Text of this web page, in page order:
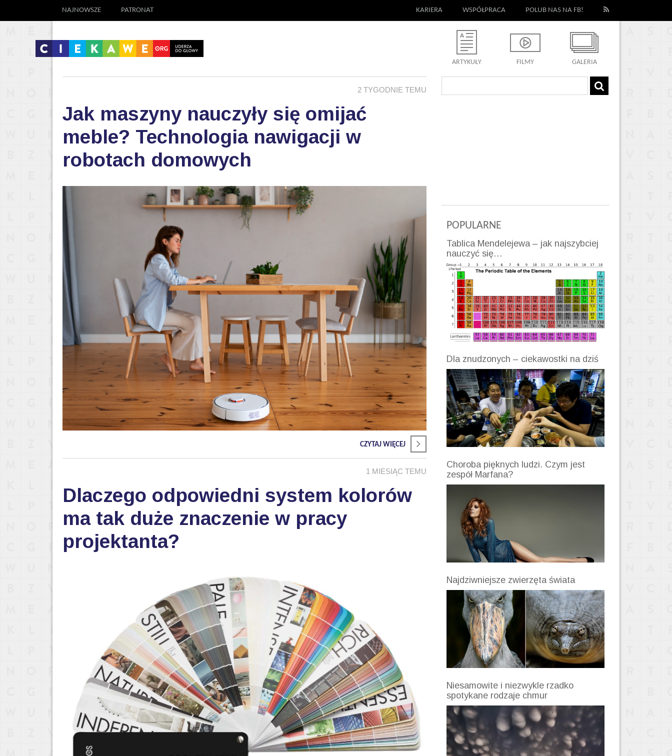
NAJNOWSZE PATRONAT KARIERA WSPÓŁPRACA POLUB NAS NA FB!
ARTYKUŁY FILMY GALERIA
2 TYGODNIE TEMU
Jak maszyny nauczyły się omijać
meble? Technologia nawigacji w
robotach domowych
CZYTAJ WIĘCEJ
1 MIESIĄC TEMU
Dlaczego odpowiedni system kolorów
ma tak duże znaczenie w pracy
projektanta?
POPULARNE
Tablica Mendelejewa – jak najszybciej
nauczyć się…
Dla znudzonych – ciekawostki na dziś
Choroba pięknych ludzi. Czym jest
zespół Marfana?
Najdziwniejsze zwierzęta świata
Niesamowite i niezwykle rzadko
spotykane rodzaje chmur